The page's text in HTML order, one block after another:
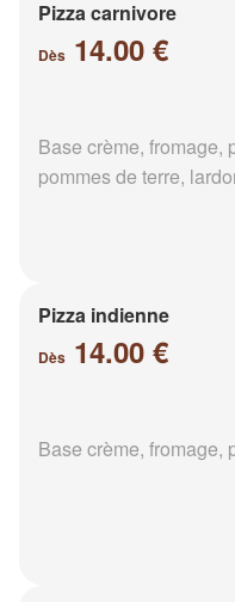
Pizza carnivore
Dès 14.00 €
Base crème, fromage,
pommes de terre,
Pizza indienne
Dès 14.00 €
Base crème, fromage,